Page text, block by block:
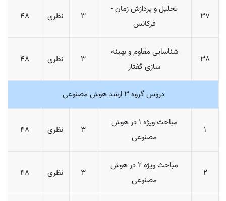
37
تحلیل و پردازش زمان -
فرکانس
3 نظری 48
38
شناسایی مقاوم و بهینه
سازی گفتار
3 نظری 48
دروس گروه 3 ارشد هوش مصنوعی
1
مباحث ویژه 1 در هوش
مصنوعی
3 نظری 48
2
مباحث ویژه 2 در هوش
مصنوعی
3 نظری 48